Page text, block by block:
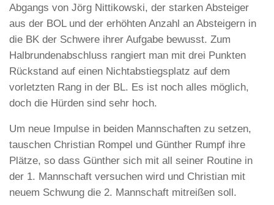
Abgangs von Jörg Nittikowski, der starken Absteiger
aus der BOL und der erhöhten Anzahl an Absteigern in
die BK der Schwere ihrer Aufgabe bewusst. Zum
Halbrundenabschluss rangiert man mit drei Punkten
Rückstand auf einen Nichtabstiegsplatz auf dem
vorletzten Rang in der BL. Es ist noch alles möglich,
doch die Hürden sind sehr hoch.
Um neue Impulse in beiden Mannschaften zu setzen,
tauschen Christian Rompel und Günther Rumpf ihre
Plätze, so dass Günther sich mit all seiner Routine in
der 1. Mannschaft versuchen wird und Christian mit
neuem Schwung die 2. Mannschaft mitreißen soll.